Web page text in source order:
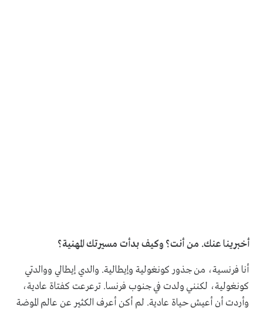
أخبرينا عنك. من أنت؟ وكيف بدأت مسيرتك المهنية؟
أنا فرنسية، من جذور كونغولية وإيطالية. والدي إيطالي ووالدتي
كونغولية، لكنني ولدت في جنوب فرنسا. ترعرعت كفتاة عادية،
وأردت أن أعيش حياة عادية. لم أكن أعرف الكثير عن عالم الموضة